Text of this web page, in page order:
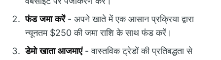
फंड जमा करें- अपने खाते में एक आसान प्रक्रिया द्वारा
न्यूनतम $250 की जमा राशि के साथ फंड करें।
डेमो खाता आजमाएं- वास्तविक ट्रेडों की प्रतिबद्धता से